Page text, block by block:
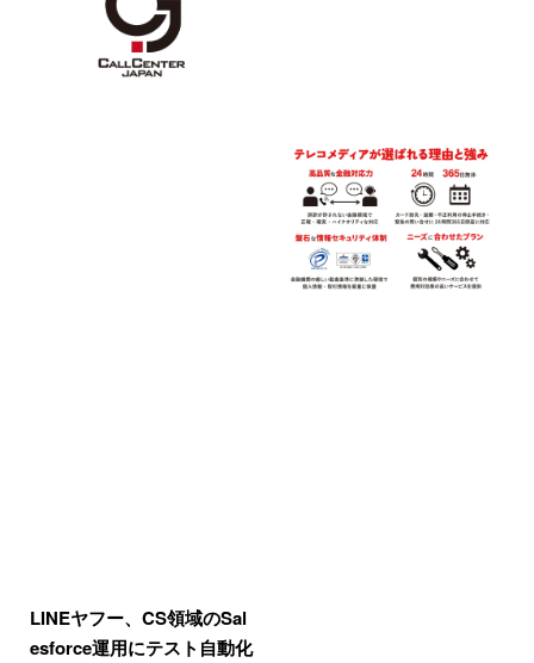
LINEヤフー、CS領域のSal
esforce運用にテスト自動化